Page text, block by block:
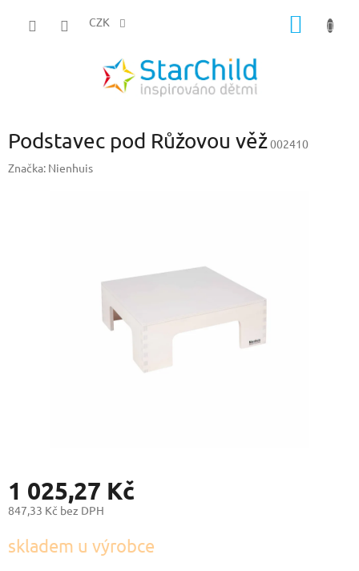
CZK
Podstavec pod Růžovou věž002410
Značka: Nienhuis
1 025,27 Kč
847,33 Kč bez DPH
cena:
skladem u výrobce